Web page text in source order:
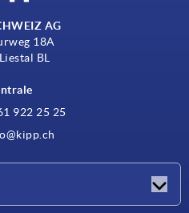
AG
18A
BL
922 25 25